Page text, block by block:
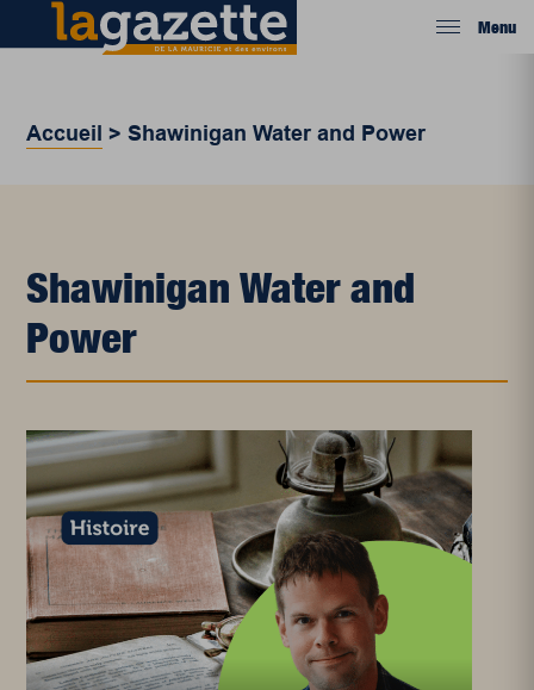
Menu
Accueil >Shawinigan Water and Power
Shawinigan Water and
Power